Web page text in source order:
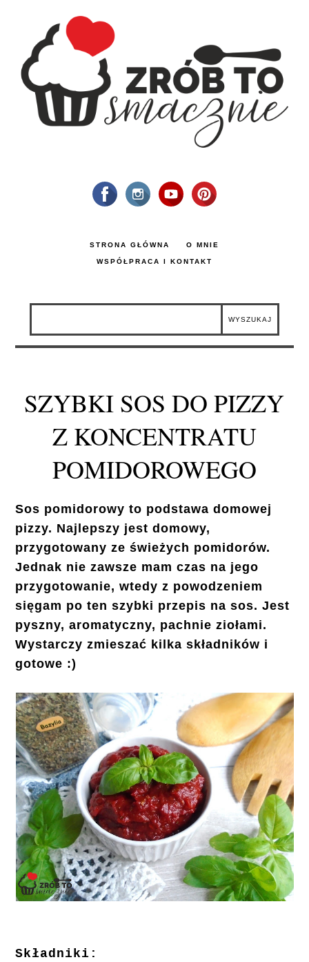
STRONA GŁÓWNA O MNIE
WSPÓŁPRACA I KONTAKT
SZYBKI SOS DO PIZZY
Z KONCENTRATU
POMIDOROWEGO
Sos pomidorowy to podstawa domowej
pizzy. Najlepszy jest domowy,
przygotowany ze świeżych pomidorów.
Jednak nie zawsze mam czas na jego
przygotowanie, wtedy z powodzeniem
sięgam po ten szybki przepis na sos. Jest
pyszny, aromatyczny, pachnie ziołami.
Wystarczy zmieszać kilka składników i
gotowe :)
Składniki: